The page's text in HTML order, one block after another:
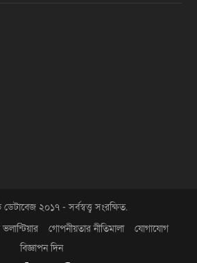
২০১৭ - সর্বস্বত্ত্ব সংরক্ষিত.
গোপনীয়তার নীতিমালা
যোগাযোগ
বিজ্ঞাপন দিন